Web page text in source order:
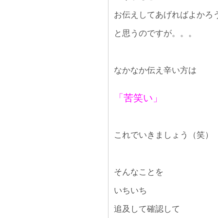
お伝えしてあげればよかろ
と思うのですが。。。
なかなか伝え辛い方は
「苦笑い」
これでいきましょう（笑）
そんなことを
いちいち
追及して確認して